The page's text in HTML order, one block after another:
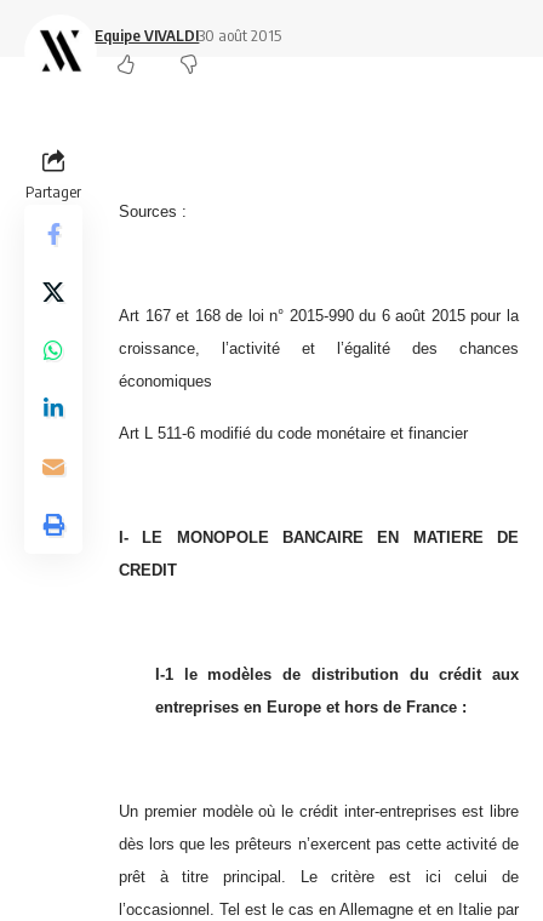
Equipe VIVALDI30 août 2015
Partager
Sources :
Art 167 et 168 de loi n° 2015-990 du 6 août 2015 pour la
croissance, l’activité et l’égalité des chances
économiques
Art L 511-6 modifié du code monétaire et financier
I-
LE MONOPOLE BANCAIRE EN MATIERE DE
CREDIT
I-1 le modèles de distribution du crédit aux
entreprises en Europe et hors de France :
Un premier modèle où le crédit inter-entreprises est libre
dès lors que les prêteurs n’exercent pas cette activité de
prêt à titre principal. Le critère est ici celui de
l’occasionnel. Tel est le cas en Allemagne et en Italie par